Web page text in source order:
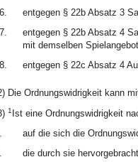
entgegen § 22b Absatz 3
entgegen § 22b Absatz 4
mit demselben
entgegen § 22c Absatz 4
Die Ordnungswidrigkeit kann
1 Ist eine Ordnungswidrigkeit
auf die sich die
die durch sie